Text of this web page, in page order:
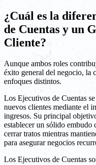
¿Cuál es la
de Cuentas y un
Cliente?
Aunque ambos roles
éxito general del negocio, la
enfoques distintos.
Los Ejecutivos de Cuentas
nuevos clientes mediante el
ingresos. Su principal
establecer un sólido embudo
cerrar tratos mientras
para asegurar negocios
Los Ejecutivos de Cuentas